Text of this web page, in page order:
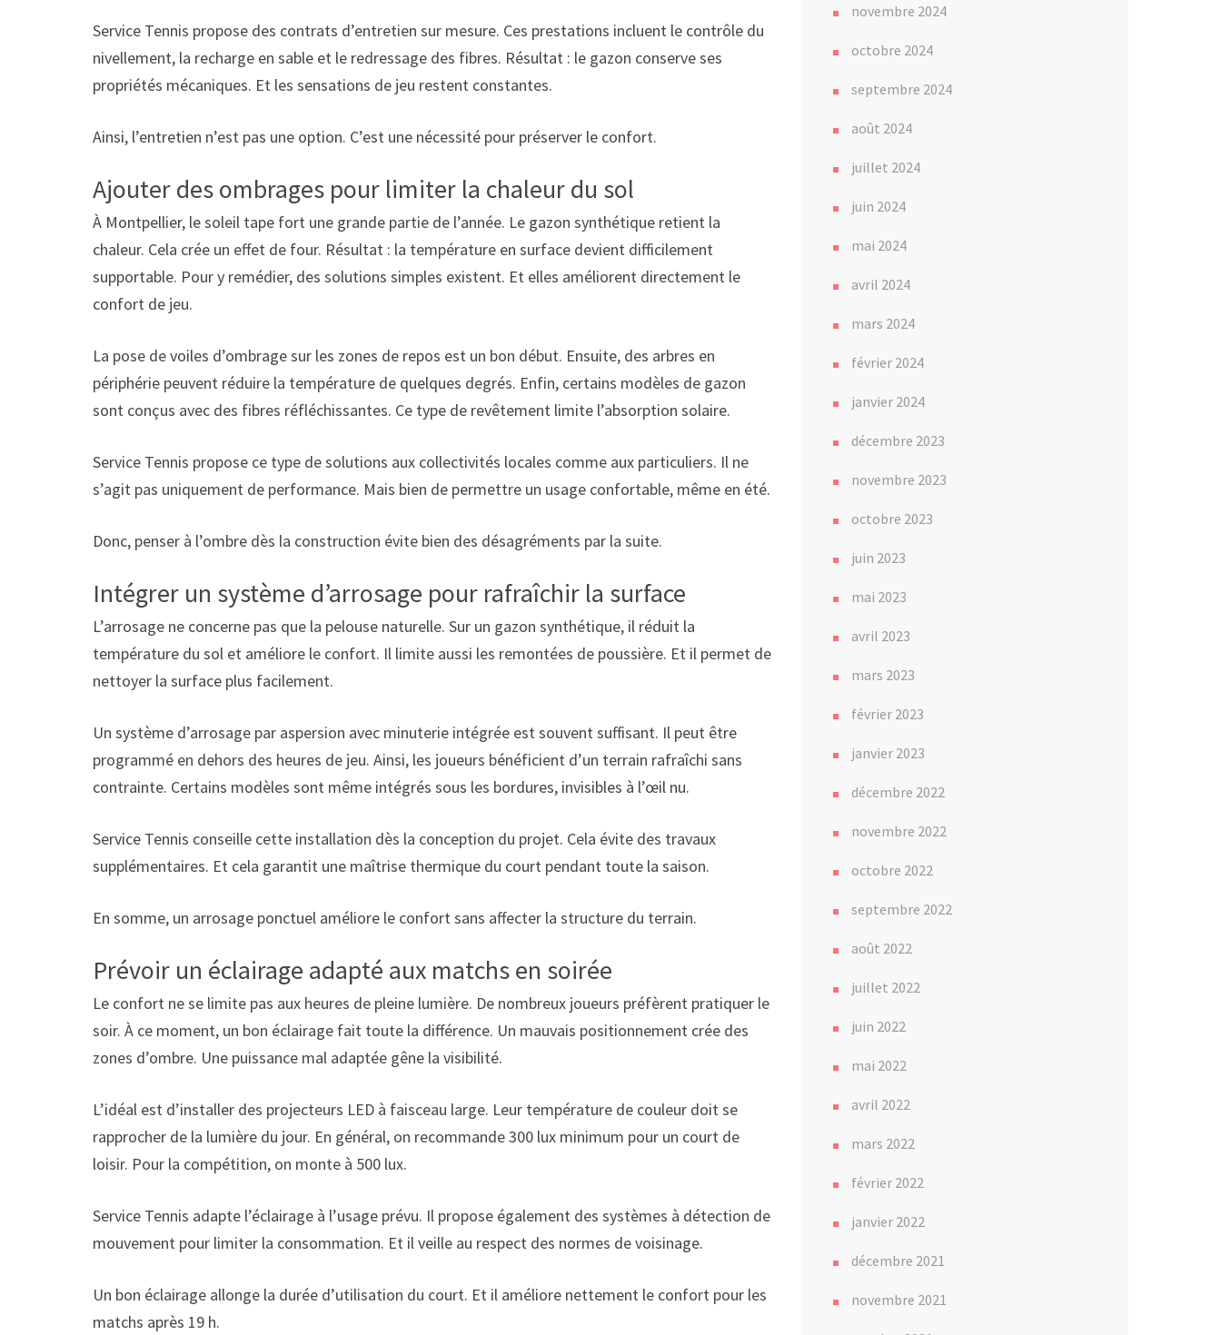
Service Tennis propose des contrats d’entretien sur mesure. Ces prestations incluent le contrôle du
nivellement, la recharge en sable et le redressage des fibres. Résultat : le gazon conserve ses
propriétés mécaniques. Et les sensations de jeu restent constantes.
Ainsi, l’entretien n’est pas une option. C’est une nécessité pour préserver le confort.
Ajouter des ombrages pour limiter la chaleur du sol
À Montpellier, le soleil tape fort une grande partie de l’année. Le gazon synthétique retient la
chaleur. Cela crée un effet de four. Résultat : la température en surface devient difficilement
supportable. Pour y remédier, des solutions simples existent. Et elles améliorent directement le
confort de jeu.
La pose de voiles d’ombrage sur les zones de repos est un bon début. Ensuite, des arbres en
périphérie peuvent réduire la température de quelques degrés. Enfin, certains modèles de gazon
sont conçus avec des fibres réfléchissantes. Ce type de revêtement limite l’absorption solaire.
Service Tennis propose ce type de solutions aux collectivités locales comme aux particuliers. Il ne
s’agit pas uniquement de performance. Mais bien de permettre un usage confortable, même en été.
Donc, penser à l’ombre dès la construction évite bien des désagréments par la suite.
Intégrer un système d’arrosage pour rafraîchir la surface
L’arrosage ne concerne pas que la pelouse naturelle. Sur un gazon synthétique, il réduit la
température du sol et améliore le confort. Il limite aussi les remontées de poussière. Et il permet de
nettoyer la surface plus facilement.
Un système d’arrosage par aspersion avec minuterie intégrée est souvent suffisant. Il peut être
programmé en dehors des heures de jeu. Ainsi, les joueurs bénéficient d’un terrain rafraîchi sans
contrainte. Certains modèles sont même intégrés sous les bordures, invisibles à l’œil nu.
Service Tennis conseille cette installation dès la conception du projet. Cela évite des travaux
supplémentaires. Et cela garantit une maîtrise thermique du court pendant toute la saison.
En somme, un arrosage ponctuel améliore le confort sans affecter la structure du terrain.
Prévoir un éclairage adapté aux matchs en soirée
Le confort ne se limite pas aux heures de pleine lumière. De nombreux joueurs préfèrent pratiquer le
soir. À ce moment, un bon éclairage fait toute la différence. Un mauvais positionnement crée des
zones d’ombre. Une puissance mal adaptée gêne la visibilité.
L’idéal est d’installer des projecteurs LED à faisceau large. Leur température de couleur doit se
rapprocher de la lumière du jour. En général, on recommande 300 lux minimum pour un court de
loisir. Pour la compétition, on monte à 500 lux.
Service Tennis adapte l’éclairage à l’usage prévu. Il propose également des systèmes à détection de
mouvement pour limiter la consommation. Et il veille au respect des normes de voisinage.
Un bon éclairage allonge la durée d’utilisation du court. Et il améliore nettement le confort pour les
matchs après 19 h.
novembre 2024
octobre 2024
septembre 2024
août 2024
juillet 2024
juin 2024
mai 2024
avril 2024
mars 2024
février 2024
janvier 2024
décembre 2023
novembre 2023
octobre 2023
juin 2023
mai 2023
avril 2023
mars 2023
février 2023
janvier 2023
décembre 2022
novembre 2022
octobre 2022
septembre 2022
août 2022
juillet 2022
juin 2022
mai 2022
avril 2022
mars 2022
février 2022
janvier 2022
décembre 2021
novembre 2021